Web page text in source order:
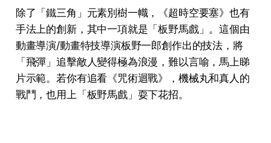
除了「鐵三角」元素別樹一幟，《超時空要塞》也有
手法上的創新，其中一項就是「板野馬戲」。這個由
動畫導演/動畫特技導演板野一郎創作出的技法，將
「飛彈」追擊敵人變得極為浪漫，難以言喻，馬上睇
片示範。若你有追看《咒術迴戰》，機械丸和真人的
戰鬥，也用上「板野馬戲」耍下花招。